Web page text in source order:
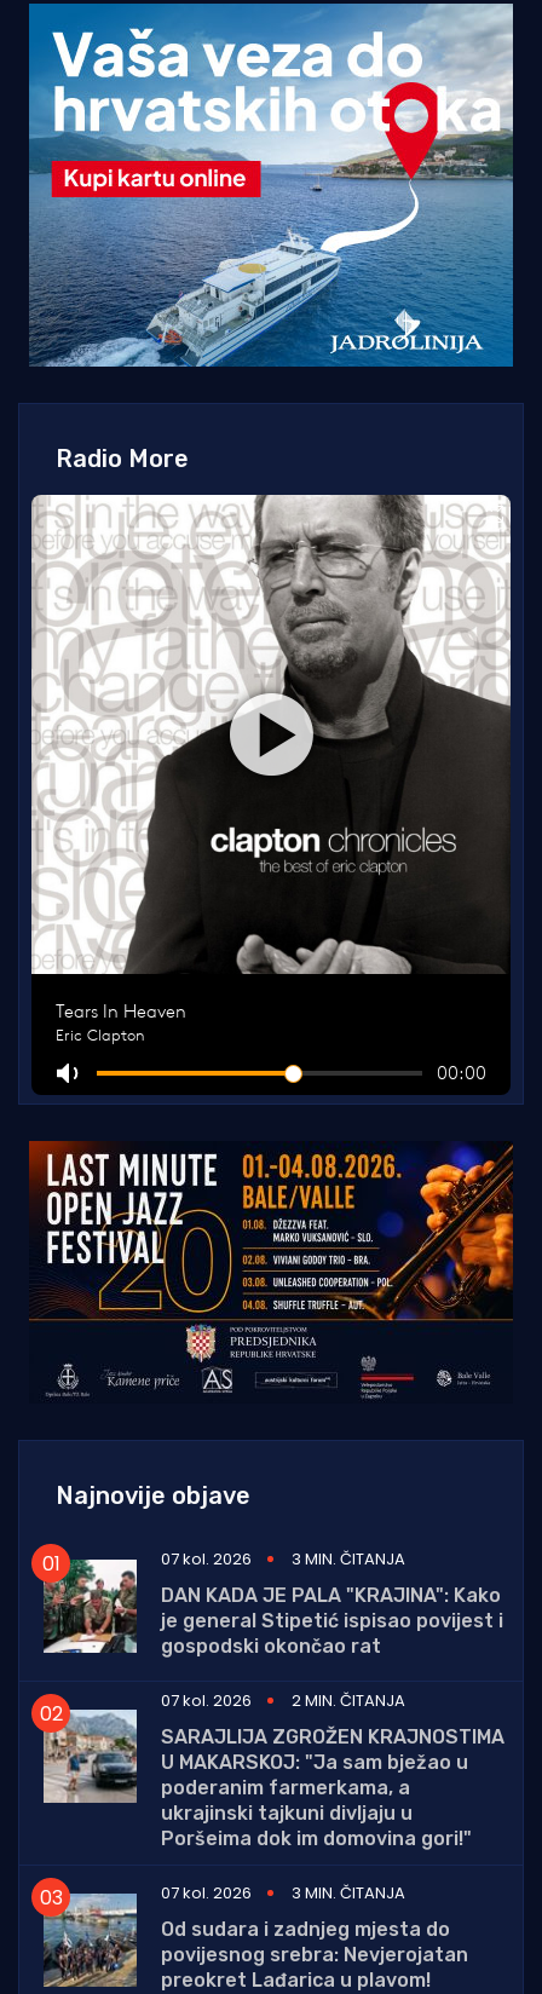
Radio More
Najnovije objave
07 kol. 2026
3 MIN. ČITANJA
DAN KADA JE PALA "KRAJINA": Kako
je general Stipetić ispisao povijest i
gospodski okončao rat
07 kol. 2026
2 MIN. ČITANJA
SARAJLIJA ZGROŽEN KRAJNOSTIMA
U MAKARSKOJ: "Ja sam bježao u
poderanim farmerkama, a
ukrajinski tajkuni divljaju u
Poršeima dok im domovina gori!"
07 kol. 2026
3 MIN. ČITANJA
Od sudara i zadnjeg mjesta do
povijesnog srebra: Nevjerojatan
preokret Lađarica u plavom!